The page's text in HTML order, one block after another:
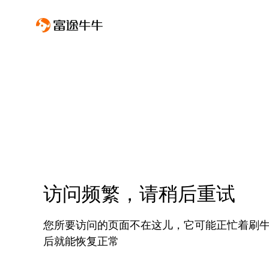
访问频繁，请稍后重试
您所要访问的页面不在这儿，它可能正忙着刷
后就能恢复正常